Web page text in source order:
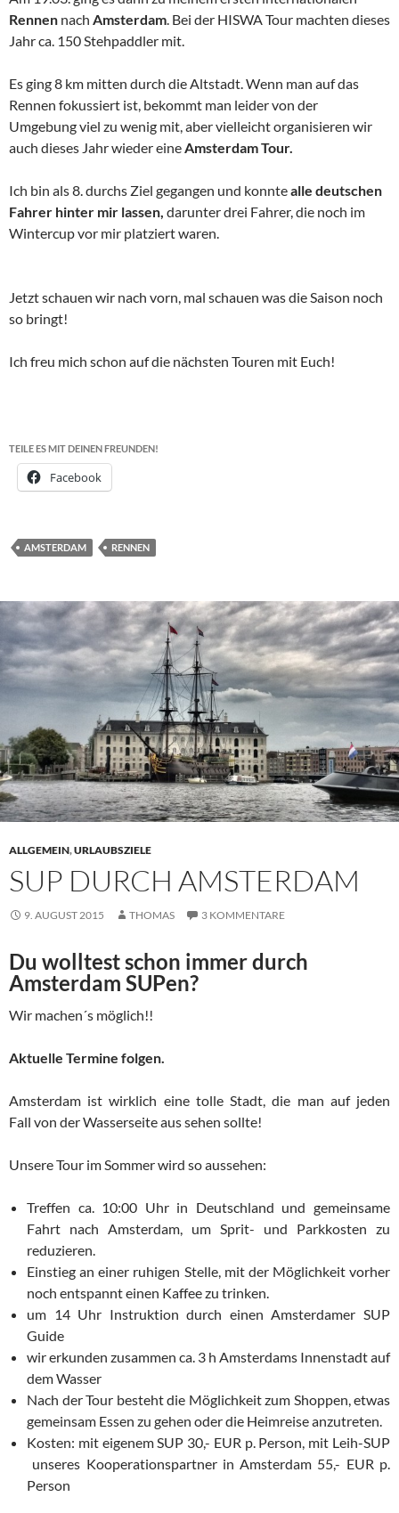
Rennen nach Amsterdam. Bei der HISWA Tour machten dieses
Jahr ca. 150 Stehpaddler mit.
Es ging 8 km mitten durch die Altstadt. Wenn man auf das
Rennen fokussiert ist, bekommt man leider von der
Umgebung viel zu wenig mit, aber vielleicht organisieren wir
auch dieses Jahr wieder eineAmsterdam Tour.
Ich bin als 8. durchs Ziel gegangen und konntealle deutschen
Fahrer hinter mir lassen, darunter drei Fahrer, die noch im
Wintercup vor mir platziert waren.
Jetzt schauen wir nach vorn, mal schauen was die Saison noch
so bringt!
Ich freu mich schon auf die nächsten Touren mit Euch!
TEILE ES MIT DEINEN FREUNDEN!
Facebook
AMSTERDAM RENNEN
ALLGEMEIN,URLAUBSZIELE
SUP DURCH AMSTERDAM
9. AUGUST 2015 THOMAS 3 KOMMENTARE
Du wolltest schon immer durch
Amsterdam SUPen?
Wir machen´s möglich!!
Aktuelle Termine folgen.
Amsterdam ist wirklich eine tolle Stadt, die man auf jeden
Fall von der Wasserseite aus sehen sollte!
Unsere Tour im Sommer wird so aussehen:
Treffen ca. 10:00 Uhr in Deutschland und gemeinsame
Fahrt nach Amsterdam, um Sprit- und Parkkosten zu
reduzieren.
Einstieg an einer ruhigen Stelle, mit der Möglichkeit vorher
noch entspannt einen Kaffee zu trinken.
um 14 Uhr Instruktion durch einen Amsterdamer SUP
Guide
wir erkunden zusammen ca. 3 h Amsterdams Innenstadt auf
dem Wasser
Nach der Tour besteht die Möglichkeit zum Shoppen, etwas
gemeinsam Essen zu gehen oder die Heimreise anzutreten.
Kosten: mit eigenem SUP 30,- EUR p. Person, mit Leih-SUP
unseres Kooperationspartner in Amsterdam 55,- EUR p.
Person